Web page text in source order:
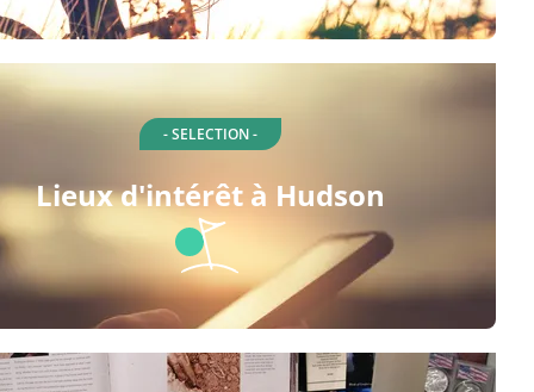
- SELECTION -
Lieux d'intérêt à Hudson